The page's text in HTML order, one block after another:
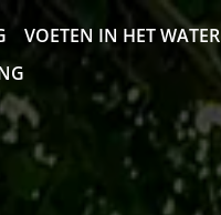
VOETEN IN HET WATER